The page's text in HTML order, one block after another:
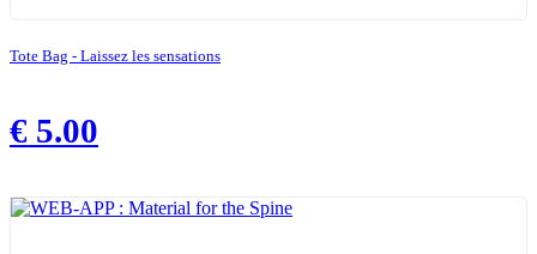
Tote Bag - Laissez les sensations
€ 5.00